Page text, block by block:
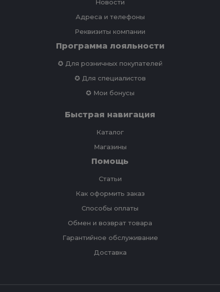
Новости
Адреса и телефоны
Реквизиты компании
Программа лояльности
✪ Для розничных покупателей
✪ Для специалистов
✪ Мои бонусы
Быстрая навигация
Каталог
Магазины
Помощь
Статьи
Как оформить заказ
Способы оплаты
Обмен и возврат товара
Гарантийное обслуживание
Доставка